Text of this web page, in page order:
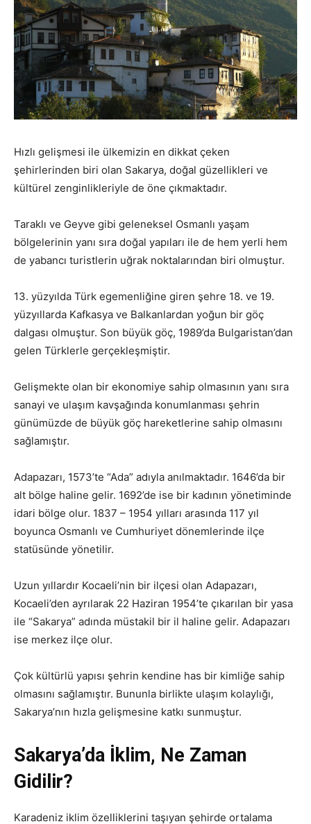
Hızlı gelişmesi ile ülkemizin en dikkat çeken
şehirlerinden biri olan Sakarya, doğal güzellikleri ve
kültürel zenginlikleriyle de öne çıkmaktadır.
Taraklı ve Geyve gibi geleneksel Osmanlı yaşam
bölgelerinin yanı sıra doğal yapıları ile de hem yerli hem
de yabancı turistlerin uğrak noktalarından biri olmuştur.
13. yüzyılda Türk egemenliğine giren şehre 18. ve 19.
yüzyıllarda Kafkasya ve Balkanlardan yoğun bir göç
dalgası olmuştur. Son büyük göç, 1989’da Bulgaristan’dan
gelen Türklerle gerçekleşmiştir.
Gelişmekte olan bir ekonomiye sahip olmasının yanı sıra
sanayi ve ulaşım kavşağında konumlanması şehrin
günümüzde de büyük göç hareketlerine sahip olmasını
sağlamıştır.
Adapazarı, 1573’te “Ada” adıyla anılmaktadır. 1646’da bir
alt bölge haline gelir. 1692’de ise bir kadının yönetiminde
idari bölge olur. 1837 – 1954 yılları arasında 117 yıl
boyunca Osmanlı ve Cumhuriyet dönemlerinde ilçe
statüsünde yönetilir.
Uzun yıllardır Kocaeli’nin bir ilçesi olan Adapazarı,
Kocaeli’den ayrılarak 22 Haziran 1954’te çıkarılan bir yasa
ile “Sakarya” adında müstakil bir il haline gelir. Adapazarı
ise merkez ilçe olur.
Çok kültürlü yapısı şehrin kendine has bir kimliğe sahip
olmasını sağlamıştır. Bununla birlikte ulaşım kolaylığı,
Sakarya’nın hızla gelişmesine katkı sunmuştur.
Sakarya’da İklim, Ne Zaman
Gidilir?
Karadeniz iklim özelliklerini taşıyan şehirde ortalama